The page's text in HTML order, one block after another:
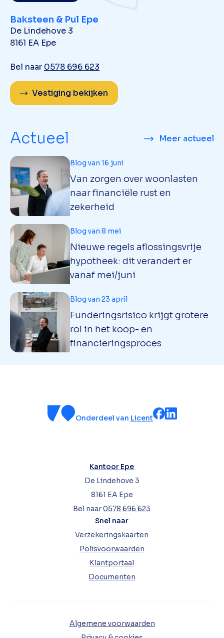
Baksteen & Pul Epe
De Lindehove 3
8161 EA Epe
Bel naar 0578 696 623
Vestiging bekijken
Actueel Meer actueel
Van zorgen over woonlasten
naar financiële rust en
zekerheid
Blog van 16 juni
Nieuwe regels aflossingsvrije
hypotheek: dit verandert er
vanaf mei/juni
Blog van 8 mei
Funderingsrisico krijgt grotere
rol in het koop- en
financieringsproces
Blog van 23 april
Onderdeel van Licent
Kantoor Epe
De Lindehove 3
8161 EA Epe
Bel naar0578 696 623
Snel naar
Verzekeringskaarten
Polisvoorwaarden
Klantportaal
Documenten
Algemene voorwaarden